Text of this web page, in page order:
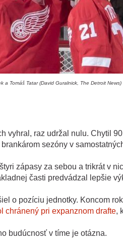
a Tomáš Tatar (David Guralnick, The Detroit News)
vyhral, raz udržal nulu. Chytil
sezóny v
zápasy za sebou a trikrát v
časti predvádzal lepšie
o pozíciu jednotky. Koncom
chránený pri expanznom drafte,
budúcnosť v tíme je otázna.